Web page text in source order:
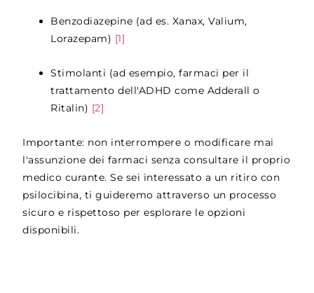
Benzodiazepine (ad es. Xanax, Valium,
Lorazepam) [1]
Stimolanti (ad esempio, farmaci per il
trattamento dell'ADHD come Adderall o
Ritalin) [2]
Importante: non interrompere o modificare mai
l'assunzione dei farmaci senza consultare il proprio
medico curante. Se sei interessato a un ritiro con
psilocibina, ti guideremo attraverso un processo
sicuro e rispettoso per esplorare le opzioni
disponibili.